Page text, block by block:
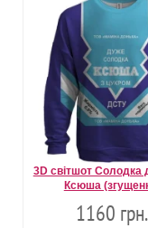
3D світшот Солодка
Ксюша
1160 грн.